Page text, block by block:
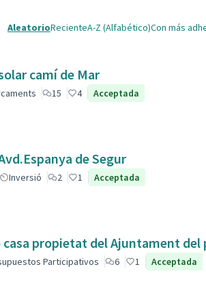
AleatorioRecienteA-Z (Alfabético)Con más
camí de Mar
15 4 Acceptada
de Segur
Inversió 2 1 Acceptada
casa propietat del Ajuntament
Participativos 6 1 Acceptada